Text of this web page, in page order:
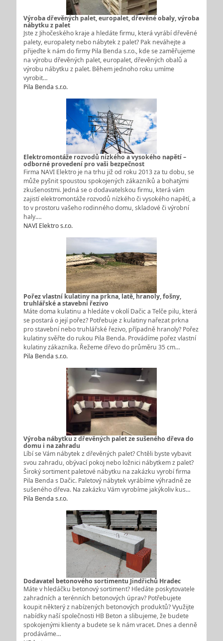
Výroba dřevěných palet, europalet, dřevěné obaly, výroba
nábytku z palet
Jste z Jihočeského kraje a hledáte firmu, která vyrábí dřevěné
palety, europalety nebo nábytek z palet? Pak neváhejte a
přijeďte k nám do firmy Pila Benda s.r.o., kde se zaměřujeme
na výrobu dřevěných palet, europalet, dřevěných obalů a
výrobu nábytku z palet. Během jednoho roku umíme
vyrobit…
Pila Benda s.r.o.
Elektromontáže rozvodů nízkého a vysokého napětí –
odborné provedení pro vaši bezpečnost
Firma NAVI Elektro je na trhu již od roku 2013 za tu dobu, se
může pyšnit spoustou spokojených zákazníků a bohatými
zkušenostmi. Jedná se o dodavatelskou firmu, která vám
zajistí elektromontáže rozvodů nízkého či vysokého napětí, a
to v prostoru vašeho rodinného domu, skladové či výrobní
haly.…
NAVI Elektro s.r.o.
Pořez vlastní kulatiny na prkna, latě, hranoly, fošny,
truhlářské a stavební řezivo
Máte doma kulatinu a hledáte v okolí Dačic a Telče pilu, která
se postará o její pořez? Potřebuje z kulatiny nařezat prkna
pro stavební nebo truhlářské řezivo, případně hranoly? Pořez
kulatiny svěřte do rukou Pila Benda. Provádíme pořez vlastní
kulatiny zákazníka. Řežeme dřevo do průměru 35 cm…
Pila Benda s.r.o.
Výroba nábytku z dřevěných palet ze sušeného dřeva do
domu i na zahradu
Líbí se Vám nábytek z dřevěných palet? Chtěli byste vybavit
svou zahradu, obývací pokoj nebo ložnici nábytkem z palet?
Široký sortiment paletové nábytku na zakázku vyrobí firma
Pila Benda s Dačic. Paletový nábytek vyrábíme výhradně ze
sušeného dřeva. Na zakázku Vám vyrobíme jakýkoliv kus…
Pila Benda s.r.o.
Dodavatel betonového sortimentu Jindřichů Hradec
Máte v hledáčku betonový sortiment? Hledáte poskytovatele
zahradních a terénních betonových úprav? Potřebujete
koupit některý z nabízených betonových produktů? Využijte
nabídky naší společnosti HB Beton a slibujeme, že budete
spokojenými klienty a budete se k nám vracet. Dnes a denně
prodáváme…